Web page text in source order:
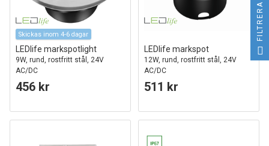
Skickas inom 4-6 dagar
LEDlife markspotlight
9W, rund, rostfritt stål, 24V
AC/DC
456 kr
LEDlife markspot
12W, rund, rostfritt stål, 24V
AC/DC
511 kr
FILTRERA